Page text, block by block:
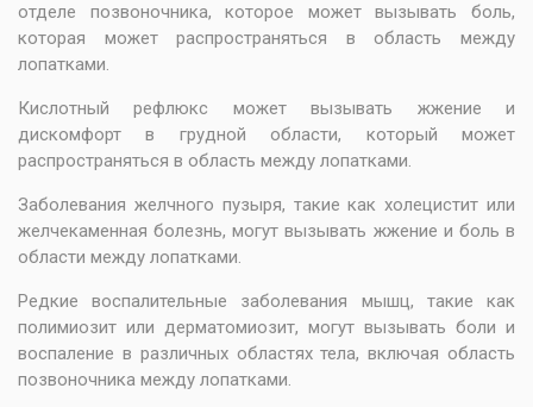
отделе позвоночника, которое может вызывать боль,
которая может распространяться в область между
лопатками.
Кислотный рефлюкс может вызывать жжение и
дискомфорт в грудной области, который может
распространяться в область между лопатками.
Заболевания желчного пузыря, такие как холецистит или
желчекаменная болезнь, могут вызывать жжение и боль в
области между лопатками.
Редкие воспалительные заболевания мышц, такие как
полимиозит или дерматомиозит, могут вызывать боли и
воспаление в различных областях тела, включая область
позвоночника между лопатками.